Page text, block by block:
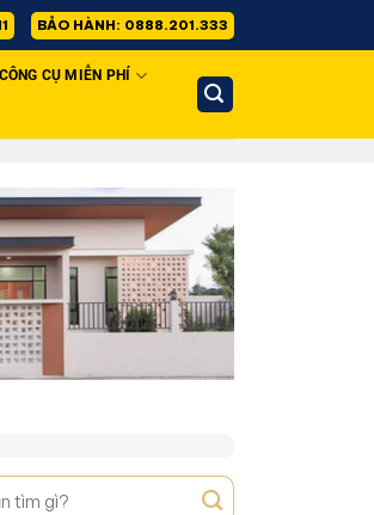
BẢO HÀNH: 0888.201.333
CÔNG CỤ MIỄN PHÍ